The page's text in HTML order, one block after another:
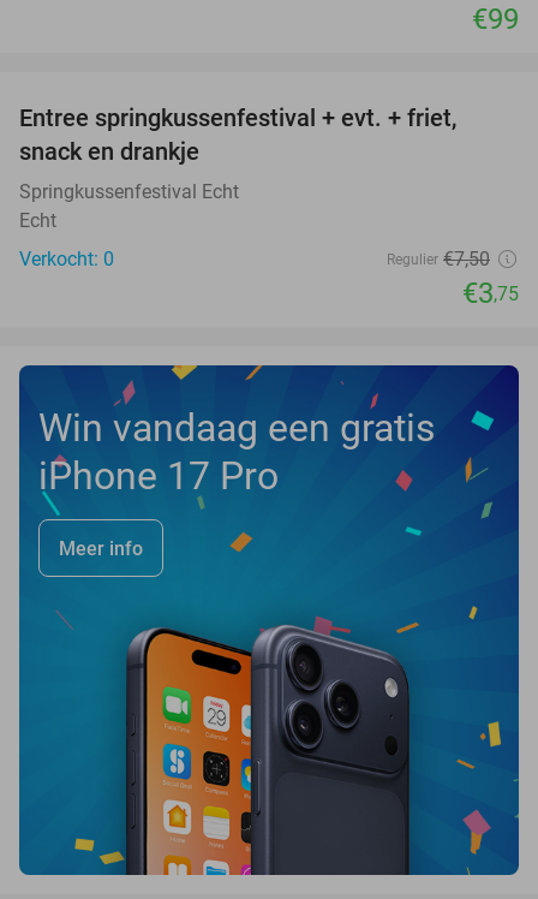
€99
TODAY
Entree springkussenfestival + evt. + friet,
snack en drankje
Springkussenfestival Echt
Echt
Verkocht: 0
Regulier €7,50
€3,75
Win vandaag een gratis
iPhone 17 Pro
Meer info